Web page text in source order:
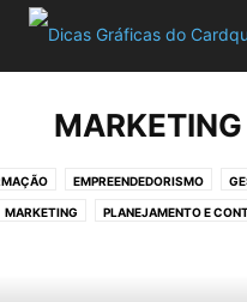
MARKETING
EMPREENDEDORISMO
MARKETING PLANEJAMENTO E